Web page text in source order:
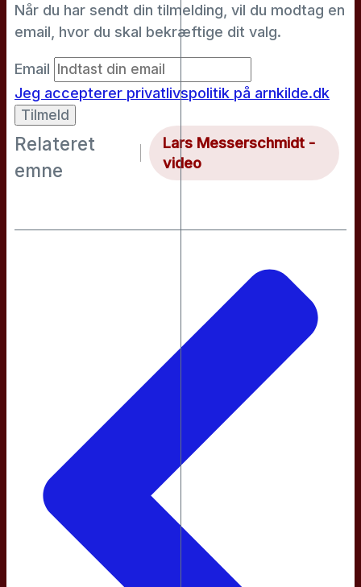
Når du har sendt din tilmelding, vil du modtag en
email, hvor du skal bekræftige dit valg.
Email
Jeg accepterer privatlivspolitik på arnkilde.dk
Lars Messerschmidt -
video